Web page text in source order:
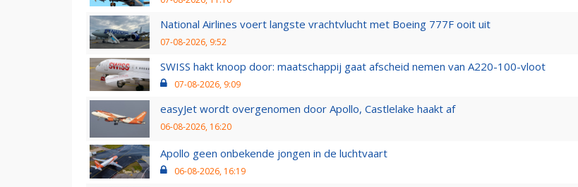
National Airlines voert langste vrachtvlucht met Boeing 777F ooit uit
07-08-2026, 9:52
SWISS hakt knoop door: maatschappij gaat afscheid nemen van A220-100-vloot
07-08-2026, 9:09
easyJet wordt overgenomen door Apollo, Castlelake haakt af
06-08-2026, 16:20
Apollo geen onbekende jongen in de luchtvaart
06-08-2026, 16:19